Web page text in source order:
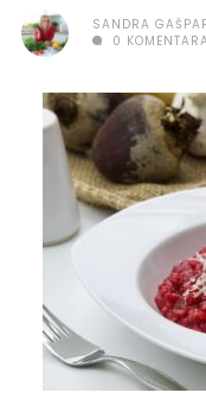
SANDRA
0 KOMENTARA